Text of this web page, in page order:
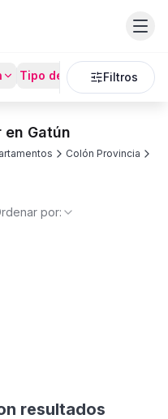
Tipo de Propiedad
Filtros
Gatún
Colón Provincia
por:
resultados